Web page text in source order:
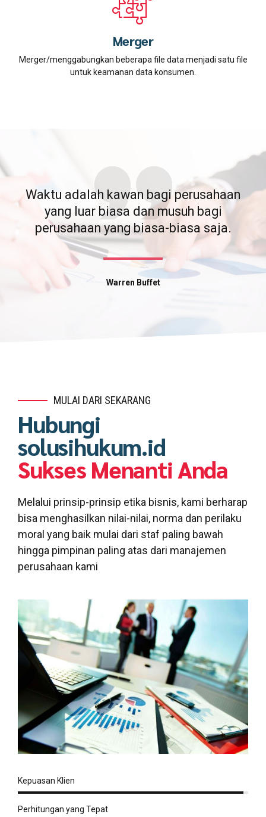
Merger
Merger/menggabungkan beberapa file data menjadi satu file
untuk keamanan data konsumen.
Waktu adalah kawan bagi perusahaan
yang luar biasa dan musuh bagi
perusahaan yang biasa-biasa saja.
Warren Buffet
MULAI DARI SEKARANG
Hubungi
solusihukum.id
Sukses Menanti Anda
Melalui prinsip-prinsip etika bisnis, kami berharap
bisa menghasilkan nilai-nilai, norma dan perilaku
moral yang baik mulai dari staf paling bawah
hingga pimpinan paling atas dari manajemen
perusahaan kami
Kepuasan Klien
Perhitungan yang Tepat